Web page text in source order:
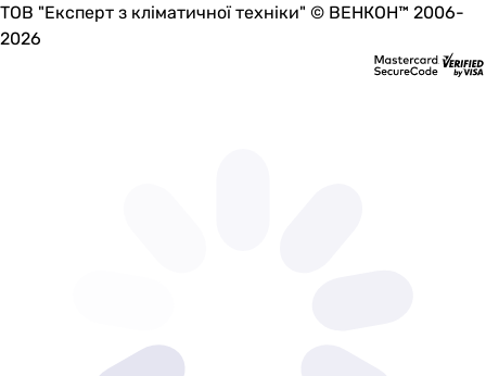
ТОВ "Експерт з кліматичної техніки" © ВЕНКОН™ 2006-
2026